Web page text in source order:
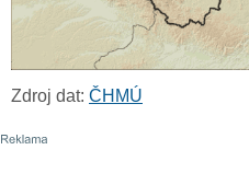
Zdroj dat: ČHMÚ